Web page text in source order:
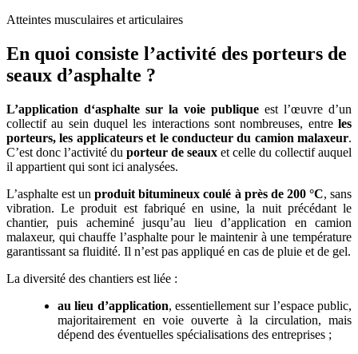
Atteintes musculaires et articulaires
En quoi consiste l’activité des porteurs de
seaux d’asphalte ?
L’application d‘asphalte sur la voie publique est l’œuvre d’un
collectif au sein duquel les interactions sont nombreuses, entre les
porteurs, les applicateurs et le conducteur du camion malaxeur.
C’est donc l’activité du porteur de seaux et celle du collectif auquel
il appartient qui sont ici analysées.
L’asphalte est unproduit bitumineux coulé à près de 200 °C, sans
vibration. Le produit est fabriqué en usine, la nuit précédant le
chantier, puis acheminé jusqu’au lieu d’application en camion
malaxeur, qui chauffe l’asphalte pour le maintenir à une température
garantissant sa fluidité. Il n’est pas appliqué en cas de pluie et de gel.
La diversité des chantiers est liée :
au lieu d’application, essentiellement sur l’espace public,
majoritairement en voie ouverte à la circulation, mais
dépend des éventuelles spécialisations des entreprises ;